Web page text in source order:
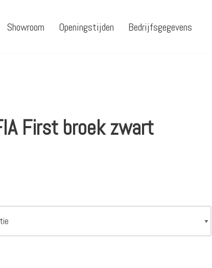
Showroom Openingstijden Bedrijfsgegevens
First broek zwart